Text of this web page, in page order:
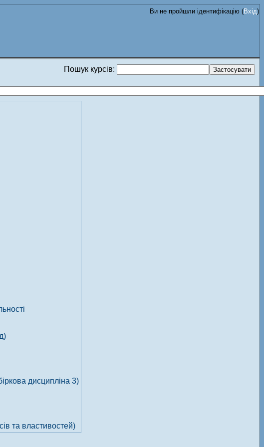
Ви не пройшли ідентифікацію (Вхід)
Пошук курсів:
дисципліна 3)
та властивостей)